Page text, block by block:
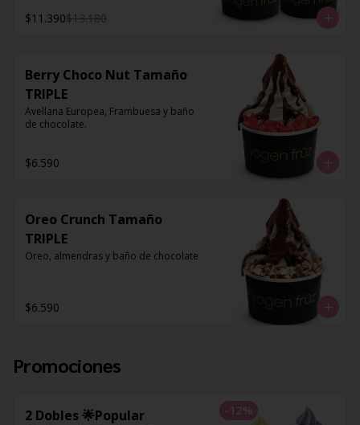
$11.390$13.180
Berry Choco Nut Tamaño
TRIPLE
Avellana Europea, Frambuesa y baño
de chocolate.
$6.590
Oreo Crunch Tamaño
TRIPLE
Oreo, almendras y baño de chocolate
$6.590
Promociones
-12%
2 Dobles 🌟Popular